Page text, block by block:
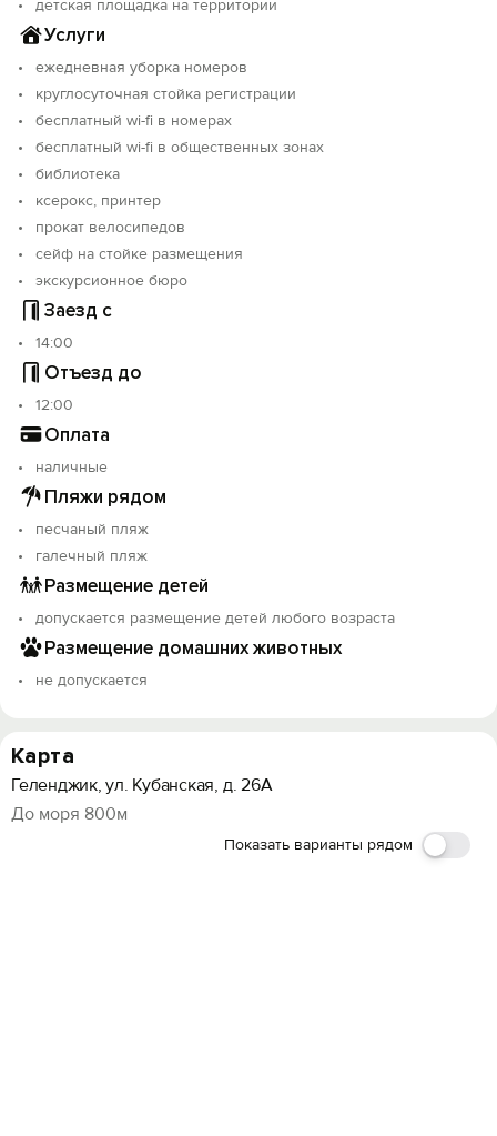
электронных сигарет. Курение только в специальном
месте на территории отеля.
детская площадка на территории
Услуги
ежедневная уборка номеров
круглосуточная стойка регистрации
бесплатный wi-fi в номерах
бесплатный wi-fi в общественных зонах
библиотека
ксерокс, принтер
прокат велосипедов
сейф на стойке размещения
экскурсионное бюро
Заезд с
14:00
Отъезд до
12:00
Оплата
наличные
Пляжи рядом
песчаный пляж
галечный пляж
Размещение детей
допускается размещение детей любого возраста
Размещение домашних животных
не допускается
Карта
Геленджик, ул. Кубанская, д. 26А
До моря 800м
Показать варианты рядом